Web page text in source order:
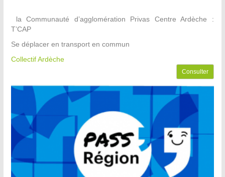
la Communauté d’agglomération Privas Centre Ardèche :
T’CAP
Se déplacer en transport en commun
Collectif Ardèche
Consulter